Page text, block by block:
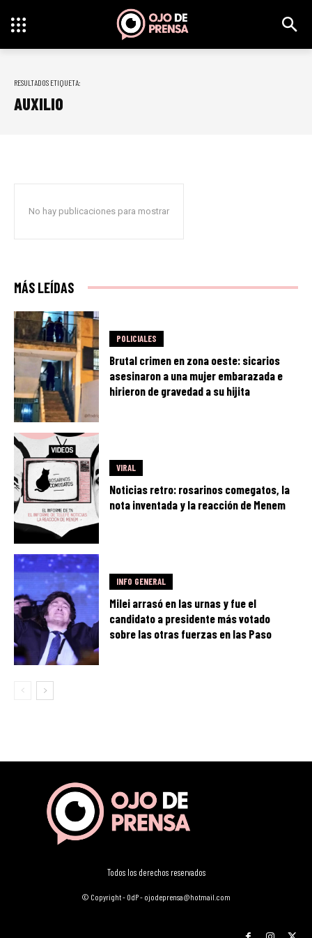
RESULTADOS ETIQUETA:
AUXILIO
No hay publicaciones para mostrar
MÁS LEÍDAS
POLICIALES
Brutal crimen en zona oeste: sicarios
asesinaron a una mujer embarazada e
hirieron de gravedad a su hijita
VIRAL
Noticias retro: rosarinos comegatos, la
nota inventada y la reacción de Menem
INFO GENERAL
Milei arrasó en las urnas y fue el
candidato a presidente más votado
sobre las otras fuerzas en las Paso
Todos los derechos reservados
© Copyright - OdP - ojodeprensa@hotmail.com